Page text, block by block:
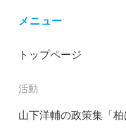
メニュー
トップページ
活動
山下洋輔の政策集「柏